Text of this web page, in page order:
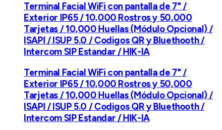
Terminal Facial WiFi con pantalla de 7" /
Exterior IP65 / 10,000 Rostros y 50,000
Tarjetas / 10,000 Huellas (Módulo Opcional) /
ISAPI / ISUP 5.0 / Codigos QR y Bluethooth /
Intercom SIP Estandar / HIK-IA
Terminal Facial WiFi con pantalla de 7" /
Exterior IP65 / 10,000 Rostros y 50,000
Tarjetas / 10,000 Huellas (Módulo Opcional) /
ISAPI / ISUP 5.0 / Codigos QR y Bluethooth /
Intercom SIP Estandar / HIK-IA